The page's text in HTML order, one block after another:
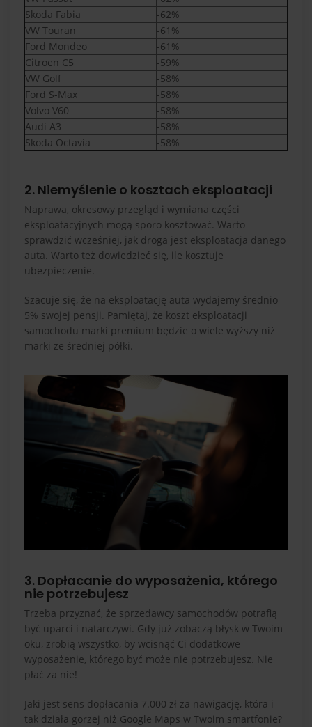
Skoda Fabia
-62%
VW Touran
-61%
Ford Mondeo
-61%
Citroen C5
-59%
VW Golf
-58%
Ford S-Max
-58%
Volvo V60
-58%
Audi A3
-58%
Skoda Octavia
-58%
2. Niemyślenie o kosztach eksploatacji
Naprawa, okresowy przegląd i wymiana części
eksploatacyjnych mogą sporo kosztować. Warto
sprawdzić wcześniej, jak droga jest eksploatacja danego
auta. Warto też dowiedzieć się, ile kosztuje
ubezpieczenie.
Szacuje się, że na eksploatację auta wydajemy średnio
5% swojej pensji. Pamiętaj, że koszt eksploatacji
samochodu marki premium będzie o wiele wyższy niż
marki ze średniej półki.
3. Dopłacanie do wyposażenia, którego
nie potrzebujesz
Trzeba przyznać, że sprzedawcy samochodów potrafią
być uparci i natarczywi. Gdy już zobaczą błysk w Twoim
oku, zrobią wszystko, by wcisnąć Ci dodatkowe
wyposażenie, którego być może nie potrzebujesz. Nie
płać za nie!
Jaki jest sens dopłacania 7.000 zł za nawigację, która i
tak działa gorzej niż Google Maps w Twoim smartfonie?